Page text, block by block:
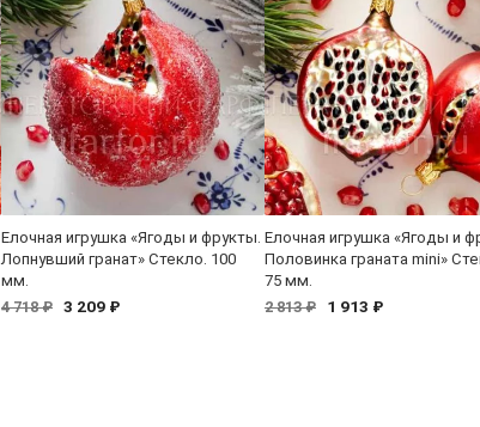
Елочная игрушка «Ягоды и фрукты.
Лопнувший гранат» Стекло. 100
мм.
4 718 ₽ 3 209 ₽
Елочная игрушка «Ягоды и
Половинка граната mini»
75 мм.
2 813 ₽
1 913 ₽